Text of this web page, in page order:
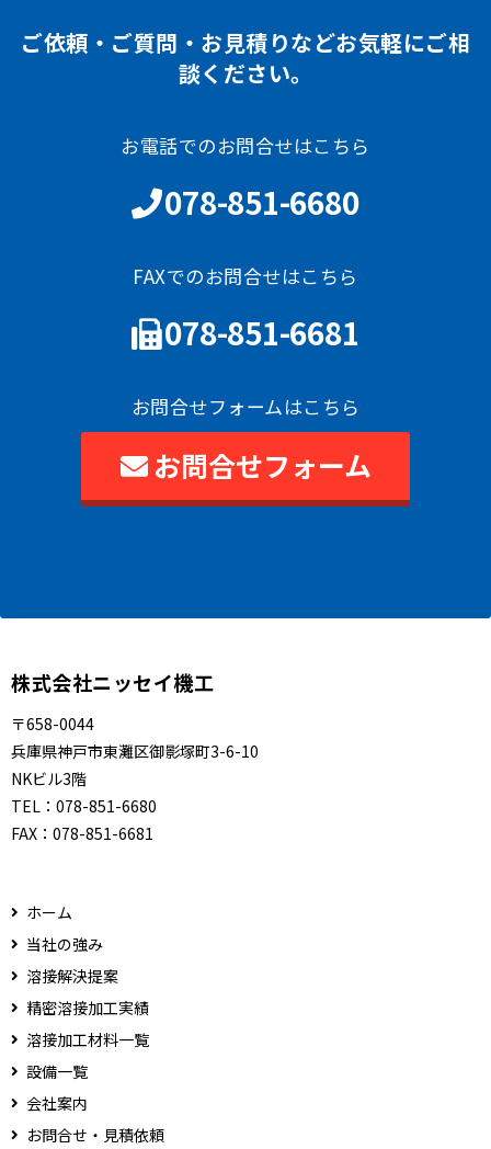
ご依頼・ご質問・お見積りなどお気軽にご相
談ください。
お電話でのお問合せはこちら
078-851-6680
FAXでのお問合せはこちら
078-851-6681
お問合せフォームはこちら
お問合せフォーム
株式会社ニッセイ機工
〒658-0044
兵庫県神戸市東灘区御影塚町3-6-10
NKビル3階
TEL： 078-851-6680
FAX： 078-851-6681
ホーム
当社の強み
溶接解決提案
精密溶接加工実績
溶接加工材料一覧
設備一覧
会社案内
お問合せ・見積依頼